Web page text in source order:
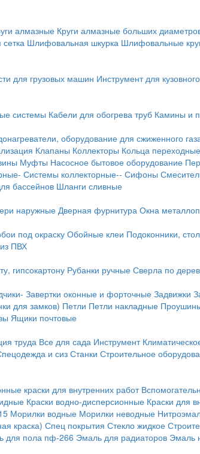
алмазные Круги алмазные больших
Шлифовальная шкурка Шлифовальные
для грузовых машин Инструмент для
системы Кабели для обогрева труб Камины и
оборудование для сжиженного
Клапаны Коллекторы Кольца переходные
Муфты Насосное бытовое оборудование
Системы коллекторные-- Сифоны
бассейнов Шланги сливные
наружные Дверная фурнитура Окна
под окраскуОбойные клеи Подоконники,
ПВХ
гипсокартону Рубанки ручные Сверла по
Завертки оконные и форточные Задвижки
для замков) Петли Петли накладные
Ящики почтовые
труда Все для сада Инструмент
и сиз Станки Строительное
краски для внутренних работ
Краски водно-дисперсионные Краски для
Морилки водные Морилки неводные
краска) Спец покрытия Стекло жидкое
для пола пф-266 Эмаль для радиаторов Эмаль